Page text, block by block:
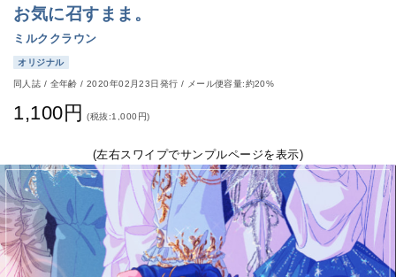
お気に召すまま。
ミルククラウン
オリジナル
同人誌 / 全年齢/2020年02月23日発行 / メール便容量:約20%
1,100円 (税抜:1,000円)
(左右スワイプでサンプルページを表示)